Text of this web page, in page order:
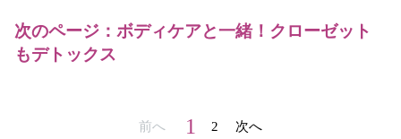
次のページ：ボディケアと一緒！クローゼット
もデトックス
前へ 1 2 次へ